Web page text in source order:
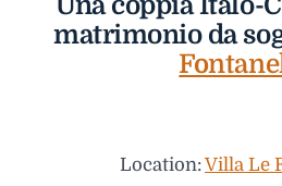
matrimonio da
Location:Villa Le